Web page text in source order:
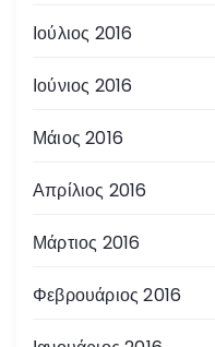
Ιούλιος 2016
Ιούνιος 2016
Μάιος 2016
Απρίλιος 2016
Μάρτιος 2016
Φεβρουάριος 2016